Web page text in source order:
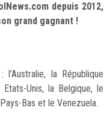
depuis 2012,
grand gagnant !
la République
Etats-Unis, la Belgique, le
Bas et le Venezuela.